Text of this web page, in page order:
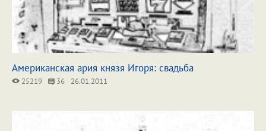
Американская ария князя Игоря: свадьба
25219 36 26.01.2011